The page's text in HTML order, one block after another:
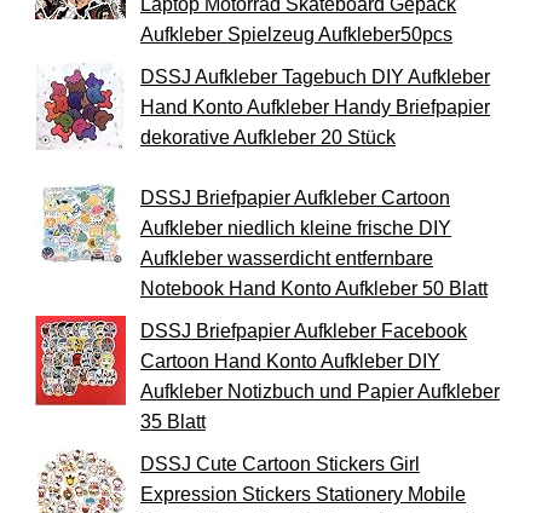
Laptop Motorrad Skateboard Gepäck
Aufkleber Spielzeug Aufkleber50pcs
DSSJ Aufkleber Tagebuch DIY Aufkleber
Hand Konto Aufkleber Handy Briefpapier
dekorative Aufkleber 20 Stück
DSSJ Briefpapier Aufkleber Cartoon
Aufkleber niedlich kleine frische DIY
Aufkleber wasserdicht entfernbare
Notebook Hand Konto Aufkleber 50 Blatt
DSSJ Briefpapier Aufkleber Facebook
Cartoon Hand Konto Aufkleber DIY
Aufkleber Notizbuch und Papier Aufkleber
35 Blatt
DSSJ Cute Cartoon Stickers Girl
Expression Stickers Stationery Mobile